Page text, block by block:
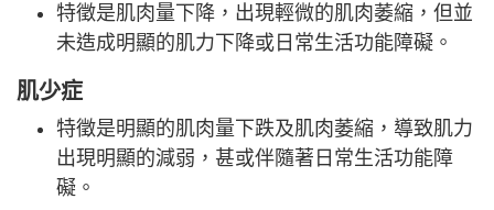
特徵是肌肉量下降，出現輕微的肌肉萎縮，但並
未造成明顯的肌力下降或日常生活功能障礙。
肌少症
特徵是明顯的肌肉量下跌及肌肉萎縮，導致肌力
出現明顯的減弱，甚或伴隨著日常生活功能障
礙。